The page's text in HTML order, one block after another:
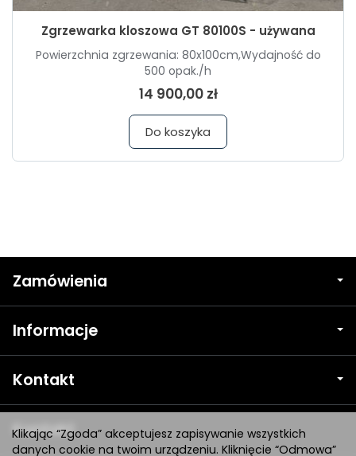
Zgrzewarka kloszowa GT 80100S - używana
Powierzchnia zgrzewania: 80x100cm,Wydajność do
500 opak./h
14 900,00 zł
Do koszyka
Zamówienia
Informacje
Kontakt
Kontakt
Klikając “Zgoda” akceptujesz zapisywanie wszystkich
danych cookie na twoim urządzeniu. Kliknięcie “Odmowa”